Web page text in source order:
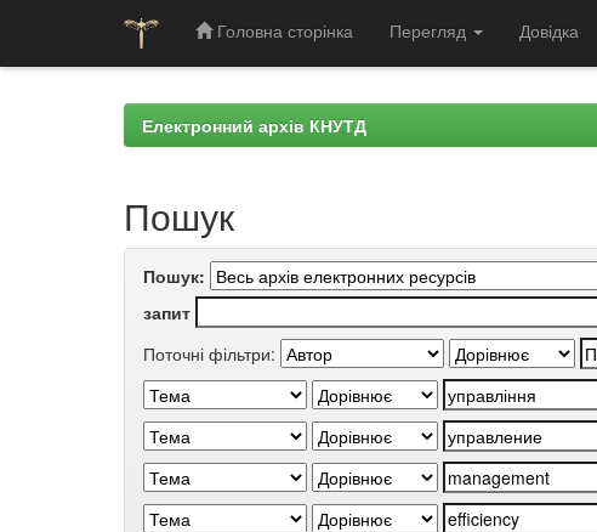
Головна сторінка Перегляд Довідка
Електронний архів КНУТД
Пошук
Пошук:
запит
Поточні фільтри: